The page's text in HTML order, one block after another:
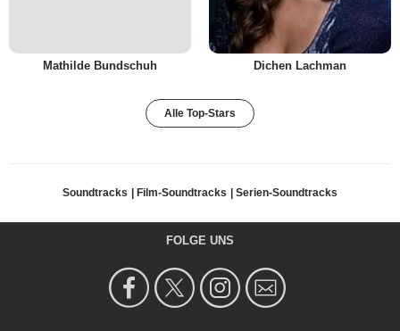
Mathilde Bundschuh Dichen Lachman
Alle Top-Stars
Soundtracks Film-Soundtracks Serien-Soundtracks
FOLGE UNS